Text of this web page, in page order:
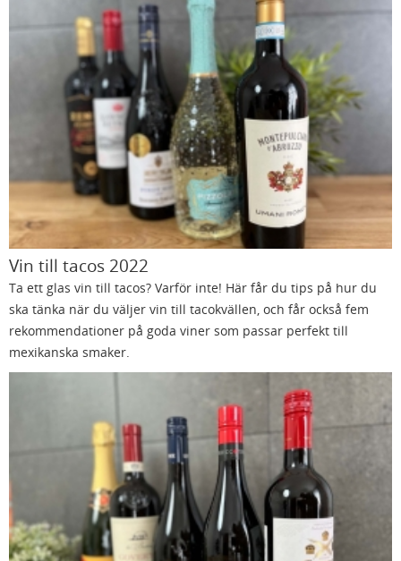
Vin till tacos 2022
Ta ett glas vin till tacos? Varför inte! Här får du tips på hur du
ska tänka när du väljer vin till tacokvällen, och får också fem
rekommendationer på goda viner som passar perfekt till
mexikanska smaker.